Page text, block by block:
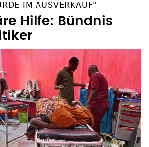
IM AUSVERKAUF"
Hilfe: Bündnis